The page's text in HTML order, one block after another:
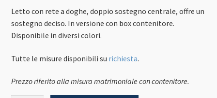
originale
era:
attuale
è:
Letto con rete a doghe, doppio sostegno centrale, offre un
sostegno deciso. In versione con box contenitore.
Disponibile in diversi colori.
Tutte le misure disponibili su richiesta.
Prezzo riferito alla misura matrimoniale con contenitore.